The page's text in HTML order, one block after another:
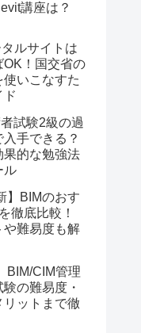
講座は？
ルサイトは
OK！国交省の
いこなすた
ド
試験2級の過
手できる？
果的な勉強法
ル
】BIMのおす
徹底比較！
や難易度も解
BIM/CIM管理
の難易度・
ットまで徹